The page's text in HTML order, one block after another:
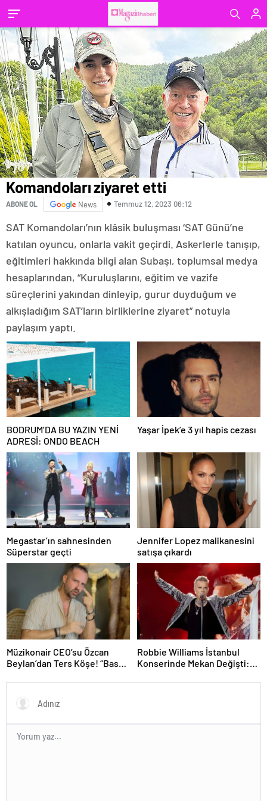
Komandoları ziyaret etti
ABONE OL News Temmuz 12, 2023 06:12
SAT Komandoları’nın klâsik buluşması ‘SAT Günü’ne
katılan oyuncu, onlarla vakit geçirdi. Askerlerle tanışıp,
eğitimleri hakkında bilgi alan Subaşı, toplumsal medya
hesaplarından, “Kuruluşlarını, eğitim ve vazife
süreçlerini yakından dinleyip, gurur duyduğum ve
alkışladığım SAT’ların birliklerine ziyaret” notuyla
paylaşım yaptı.
BODRUM’DA BU YAZIN YENİ
ADRESİ: ONDO BEACH
Yaşar İpek’e 3 yıl hapis cezası
Megastar’ın sahnesinden
Süperstar geçti
Jennifer Lopez malikanesini
satışa çıkardı
Müzikonair CEO’su Özcan
Beylan’dan Ters Köşe! “Bas
Adımını Attı!
Robbie Williams İstanbul
Konserinde Mekan Değişti:
Taşındı!